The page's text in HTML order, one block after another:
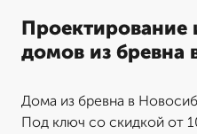
Проектирование
домов из бревна
Дома из бревна в
Под ключ со скидкой от